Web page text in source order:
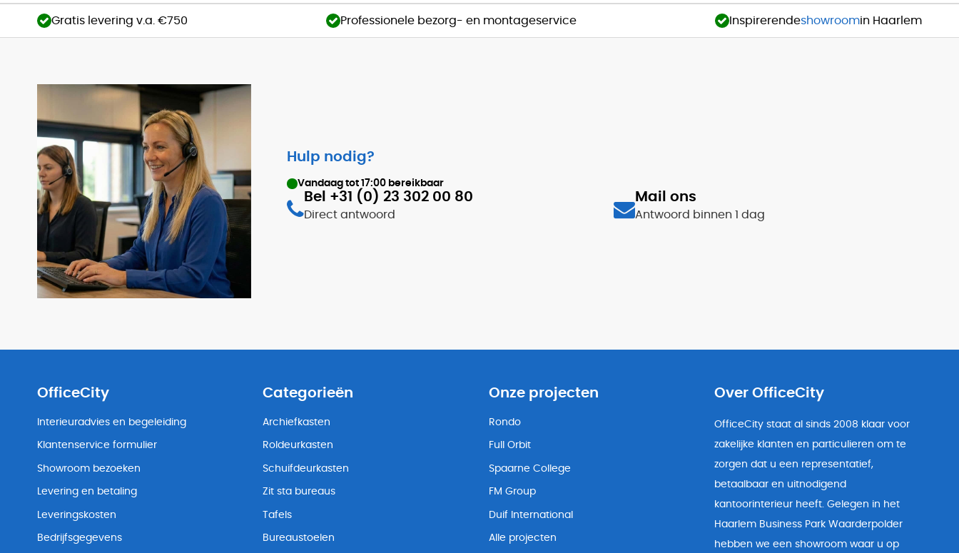
Gratis levering v.a. €750 Professionele bezorg- en montageservice Inspirerendeshowroomin Haarlem
Hulp nodig?
Vandaag tot 17:00 bereikbaar
Bel +31 (0) 23 302 00 80
Direct antwoord
Mail ons
Antwoord binnen 1 dag
OfficeCity
Interieuradvies en begeleiding
Klantenservice formulier
Showroom bezoeken
Levering en betaling
Leveringskosten
Bedrijfsgegevens
Categorieën
Archiefkasten
Roldeurkasten
Schuifdeurkasten
Zit sta bureaus
Tafels
Bureaustoelen
Onze projecten
Rondo
Full Orbit
Spaarne College
FM Group
Duif International
Alle projecten
Over OfficeCity
OfficeCity staat al sinds 2008 klaar voor
zakelijke klanten en particulieren om te
zorgen dat u een representatief,
betaalbaar en uitnodigend
kantoorinterieur heeft. Gelegen in het
Haarlem Business Park Waarderpolder
hebben we een showroom waar u op